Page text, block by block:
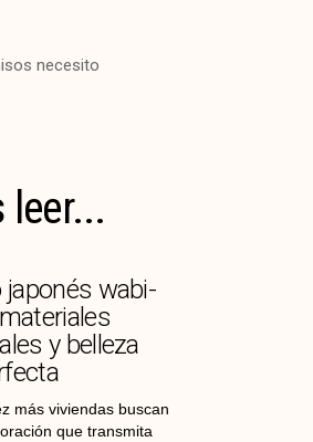
leer...
japonés wabi-
y belleza
más viviendas buscan
que transmita